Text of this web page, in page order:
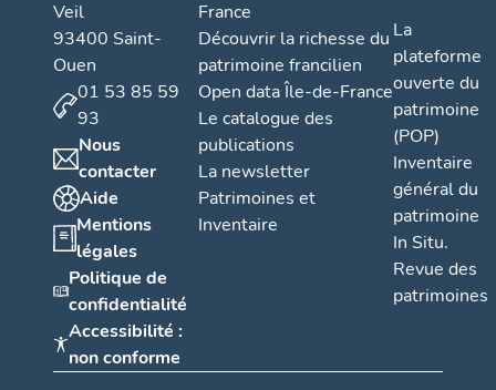
Veil
93400 Saint-
Ouen
01 53 85 59
93
Nous
contacter
Aide
Mentions
légales
Politique de
confidentialité
Accessibilité :
non conforme
France
Découvrir la richesse du
patrimoine francilien
Open data Île-de-France
Le catalogue des
publications
La newsletter
Patrimoines et
Inventaire
La
plateforme
ouverte du
patrimoine
(POP)
Inventaire
général du
patrimoine
In Situ.
Revue des
patrimoines